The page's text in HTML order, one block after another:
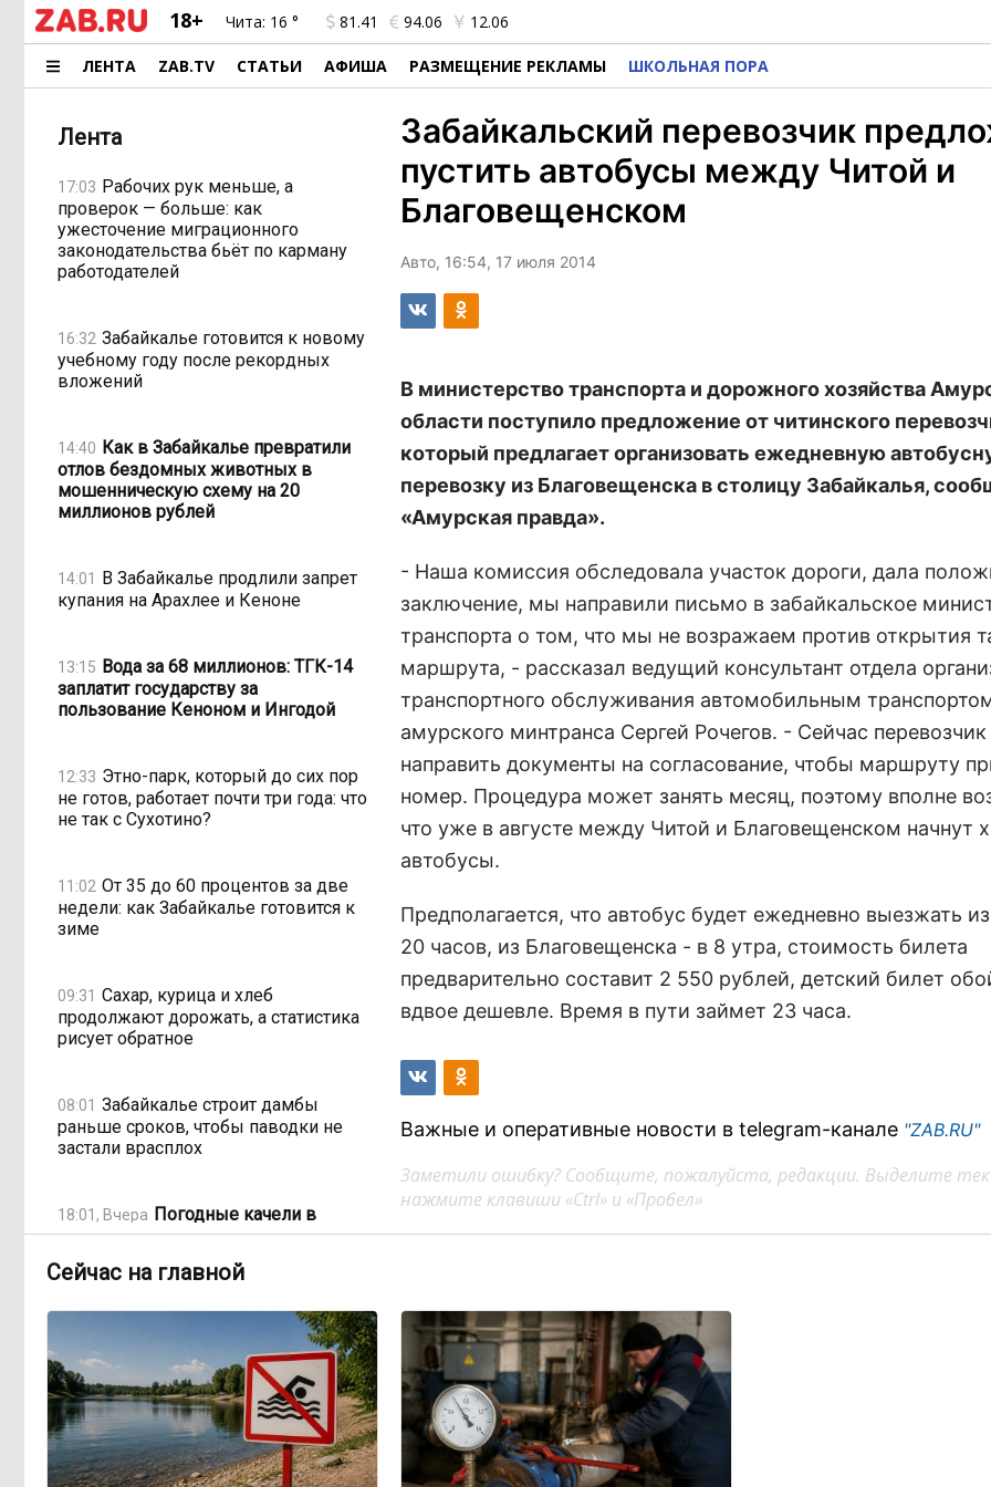
18+ Чита: 16 ° 81.41 94.06 12.06
ЛЕНТА ZAB.TV СТАТЬИ АФИША РАЗМЕЩЕНИЕ РЕКЛАМЫ ШКОЛЬНАЯ ПОРА
Лента
17:03 Рабочих рук меньше, а
проверок — больше: как
ужесточение миграционного
законодательства бьёт по карману
работодателей
16:32 Забайкалье готовится к новому
учебному году после рекордных
вложений
14:40 Как в Забайкалье превратили
отлов бездомных животных в
мошенническую схему на 20
миллионов рублей
14:01 В Забайкалье продлили запрет
купания на Арахлее и Кеноне
13:15 Вода за 68 миллионов: ТГК-14
заплатит государству за
пользование Кеноном и Ингодой
12:33 Этно-парк, который до сих пор
не готов, работает почти три года: что
не так с Сухотино?
11:02 От 35 до 60 процентов за две
недели: как Забайкалье готовится к
зиме
09:31 Сахар, курица и хлеб
продолжают дорожать, а статистика
рисует обратное
08:01 Забайкалье строит дамбы
раньше сроков, чтобы паводки не
застали врасплох
18:01, Вчера Погодные качели в
Забайкалье: прогноз синоптиков на
ближайшие выходные
возглавили рейтинг самых
высокооплачиваемых подработок
за смену в ДФО
15:02, Вчера
«Ждать некогда»:
жители подтопленного Угдана
Забайкальский перевозчик
пустить автобусы между Читой и
Благовещенском
Авто, 16:54, 17 июля 2014
В министерство транспорта и дорожного хозяйства
области поступило предложение от читинского
который предлагает организовать ежедневную
перевозку из Благовещенска в столицу Забайкалья,
«Амурская правда».
- Наша комиссия обследовала участок дороги, дала
заключение, мы направили письмо в забайкальское
транспорта о том, что мы не возражаем против открытия
маршрута, - рассказал ведущий консультант отдела
транспортного обслуживания автомобильным
амурского минтранса Сергей Рочегов. - Сейчас
направить документы на согласование, чтобы маршруту
номер. Процедура может занять месяц, поэтому вполне
что уже в августе между Читой и Благовещенском начнут
автобусы.
Предполагается, что автобус будет ежедневно выезжать
20 часов, из Благовещенска - в 8 утра, стоимость билета
предварительно составит 2 550 рублей, детский билет
вдвое дешевле. Время в пути займет 23 часа.
Важные и оперативные новости в telegram-канале "ZAB.RU"
Заметили ошибку? Сообщите, пожалуйста, редакции. Выделите
нажмите клавиши «Ctrl» и «Пробел»
Сейчас на главной